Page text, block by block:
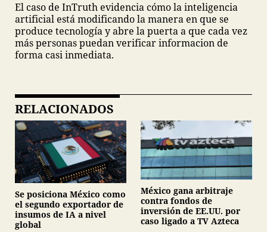
El caso de InTruth evidencia cómo la inteligencia
artificial está modificando la manera en que se
produce tecnología y abre la puerta a que cada vez
más personas puedan verificar informacion de
forma casi inmediata.
RELACIONADOS
Se posiciona México como
el segundo exportador de
insumos de IA a nivel
global
México gana arbitraje
contra fondos de
inversión de EE.UU. por
caso ligado a TV Azteca